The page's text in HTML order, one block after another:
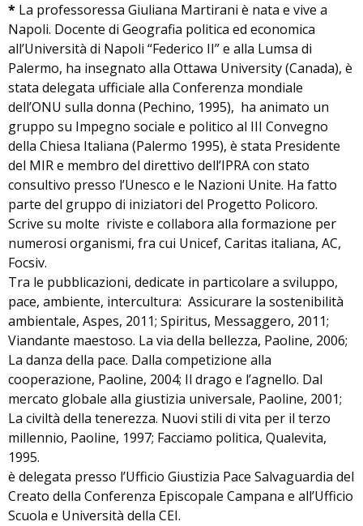
* La professoressa Giuliana Martirani è nata e vive a
Napoli. Docente di Geografia politica ed economica
all’Università di Napoli “Federico II” e alla Lumsa di
Palermo, ha insegnato alla Ottawa University (Canada), è
stata delegata ufficiale alla Conferenza mondiale
dell’ONU sulla donna (Pechino, 1995), ha animato un
gruppo su Impegno sociale e politico al III Convegno
della Chiesa Italiana (Palermo 1995), è stata Presidente
del MIR e membro del direttivo dell’IPRA con stato
consultivo presso l’Unesco e le Nazioni Unite. Ha fatto
parte del gruppo di iniziatori del Progetto Policoro.
Scrive su molte riviste e collabora alla formazione per
numerosi organismi, fra cui Unicef, Caritas italiana, AC,
Focsiv.
Tra le pubblicazioni, dedicate in particolare a sviluppo,
pace, ambiente, intercultura: Assicurare la sostenibilità
ambientale, Aspes, 2011; Spiritus, Messaggero, 2011;
Viandante maestoso. La via della bellezza, Paoline, 2006;
La danza della pace. Dalla competizione alla
cooperazione, Paoline, 2004; Il drago e l’agnello. Dal
mercato globale alla giustizia universale, Paoline, 2001;
La civiltà della tenerezza. Nuovi stili di vita per il terzo
millennio, Paoline, 1997; Facciamo politica, Qualevita,
1995.
è delegata presso l’Ufficio Giustizia Pace Salvaguardia del
Creato della Conferenza Episcopale Campana e all’Ufficio
Scuola e Università della CEI.